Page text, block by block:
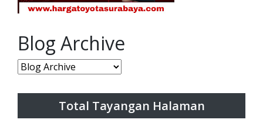
Blog Archive
Total Tayangan Halaman